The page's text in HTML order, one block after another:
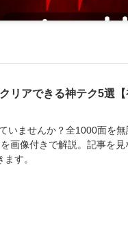
リアできる神テク5選
いませんか？全1000面を無
画像付きで解説。記事を見
す。